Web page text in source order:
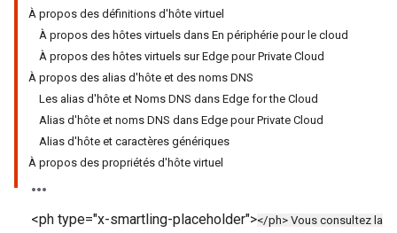
À propos des définitions d'hôte virtuel
À propos des hôtes virtuels dans En périphérie pour le cloud
À propos des hôtes virtuels sur Edge pour Private Cloud
À propos des alias d'hôte et des noms DNS
Les alias d'hôte et Noms DNS dans Edge for the Cloud
Alias d'hôte et noms DNS dans Edge pour Private Cloud
Alias d'hôte et caractères génériques
À propos des propriétés d'hôte virtuel
<ph type="x-smartling-placeholder"></ph> Vous consultez la